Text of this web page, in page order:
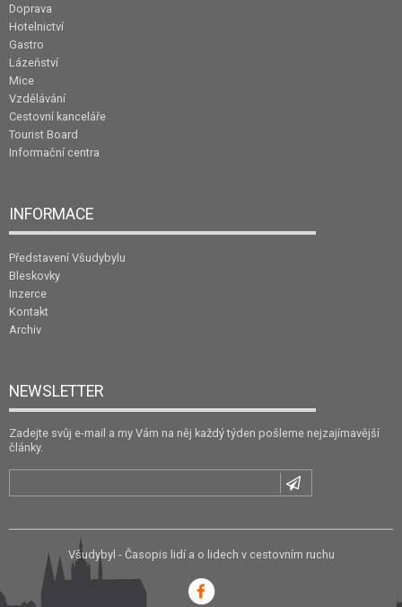
Doprava
Hotelnictví
Gastro
Lázeňství
Mice
Vzdělávání
Cestovní kanceláře
Tourist Board
Informační centra
INFORMACE
Představení Všudybylu
Bleskovky
Inzerce
Kontakt
Archiv
NEWSLETTER
Zadejte svůj e-mail a my Vám na něj každý týden pošleme nejzajímavější
články.
Všudybyl - Časopis lidí a o lidech v cestovním ruchu